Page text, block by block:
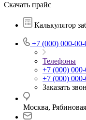
Скачать прайс
Калькулятор
+7 (000) 000-00-
Телефоны
+7 (000)
+7 (000)
Заказать
Москва,